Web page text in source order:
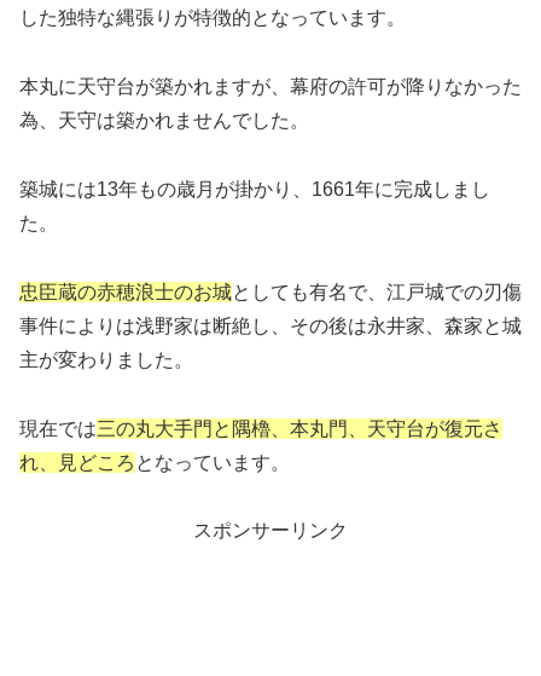
した独特な縄張りが特徴的となっています。
本丸に天守台が築かれますが、幕府の許可が降りなかった
為、天守は築かれませんでした。
築城には13年もの歳月が掛かり、1661年に完成しまし
た。
忠臣蔵の赤穂浪士のお城としても有名で、江戸城での刃傷
事件によりは浅野家は断絶し、その後は永井家、森家と城
主が変わりました。
現在では三の丸大手門と隅櫓、本丸門、天守台が復元さ
れ、見どころ となっています。
スポンサーリンク